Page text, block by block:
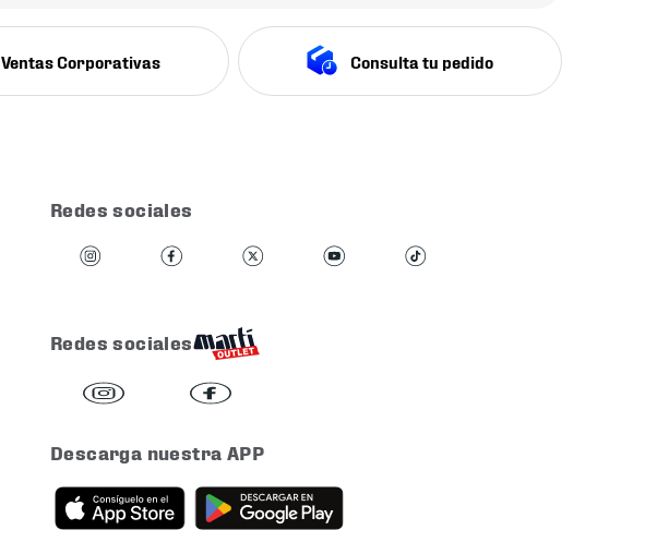
Ventas Corporativas Consulta tu pedido
Redes sociales
Redes sociales
Descarga nuestra APP